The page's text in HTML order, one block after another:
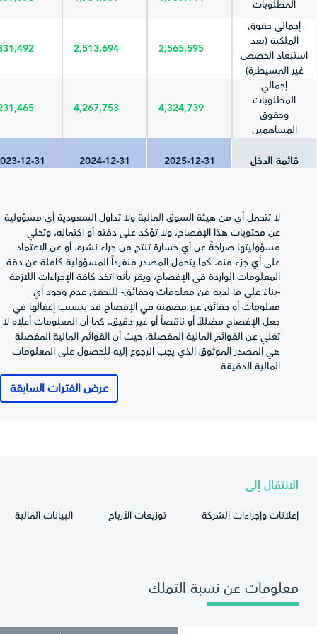
المطلوبات
إجمالي حقوق
الملكية (بعد
استبعاد الحصص
غير المسيطرة)
2,565,595
2,513,694
إجمالي
المطلوبات
وحقوق
المساهمين
4,324,739
4,267,753
قائمة الدخل 2025-12-31
2024-12-31
12-31
العمليات)
صافي الربح
(الخسارة) قبل
الزكاة والضريبة
429,505
377,542
الزكاة وضريبة
الدخل
-24,796
-50,508
صافي الربح
(الخسارة) العائد
لمساهمي
المصدر
404,709
327,034
370,202
قائمة التدفقات
النقدية
صافي النقد من
الأنشطة
الإستثمارية
-109,687
لا تتحمل أي من هيئة السوق المالية ولا تداول السعودية أي مسؤولية
عن محتويات هذا الإفصاح، ولا تؤكد على دقته أو اكتماله، وتخلي
مسؤوليتها صراحةً عن أيّ خسارة تنتج من جراء نشره، أو عن الاعتماد
على أيّ جزء منه. كما يتحمل المصدر منفرداً المسؤولية كاملة عن دقة
المعلومات الواردة في الإفصاح، ويقر بأنه اتخذ كافة الإجراءات اللازمة
-بناءً على ما لديه من معلومات وحقائق- للتحقق عدم وجود أي
معلومات أو حقائق غير مضمنة في الإفصاح قد يتسبب إغفالها في
جعل الإفصاح مضللاً أو ناقصاً أو غير دقيق. كما أن المعلومات أعلاه لا
تغني عن القوائم المالية المفصلة، حيث أن القوائم المالية المفصلة
هي المصدر الموثوق الذي يجب الرجوع إليه للحصول على المعلومات
المالية الدقيقة
عرض الفترات السابقة
الانتقال إلى
إعلانات وإجراءات الشركة توزيعات الأرباح البيانات المالية
معلومات عن نسبة التملك